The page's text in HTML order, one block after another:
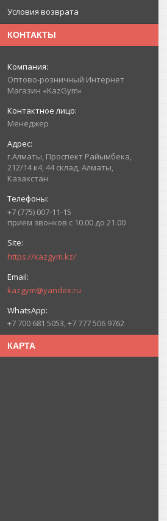
Условия возврата
КОНТАКТЫ
Оптово-розничный Интернет
Магазин «KazGym»
Менеджер
г.Алматы, Проспект Райымбека,
212/14 к4, 44 склад, Алматы,
Казахстан
+7 (775) 007-11-15
прием звонков с 10.00 до 21.00
https://kazgym.kz/
kazgym@yandex.ru
+7 700 681 5053, +7 777 506 9762
КАРТА